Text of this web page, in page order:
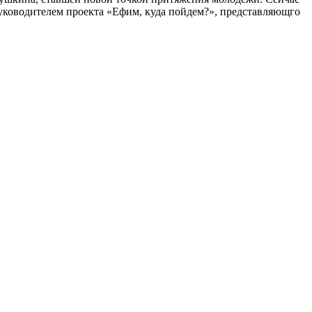
проекта «Ефим, куда пойдем?», представляющго